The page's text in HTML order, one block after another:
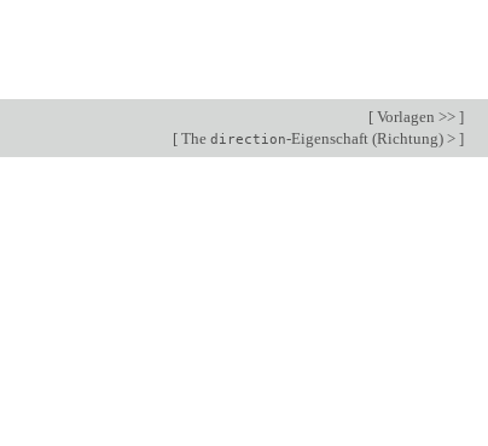
[ Vorlagen >> ]
[ The direction-Eigenschaft (Richtung) > ]